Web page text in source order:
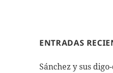
ENTRADAS
Sánchez y sus